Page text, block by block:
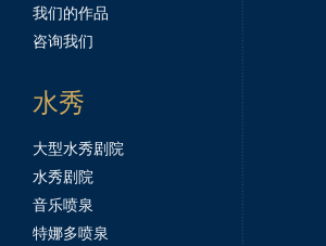
我们的作品
咨询我们
水秀
大型水秀剧院
水秀剧院
音乐喷泉
特娜多喷泉